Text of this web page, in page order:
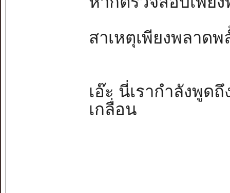
สาเหตุเพียงพลาด
เอ๊ะ นี่เรากำลังพูด
เกลื่อน